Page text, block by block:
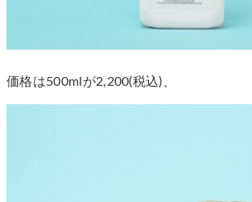
価格は500mlが2,200(税込)、